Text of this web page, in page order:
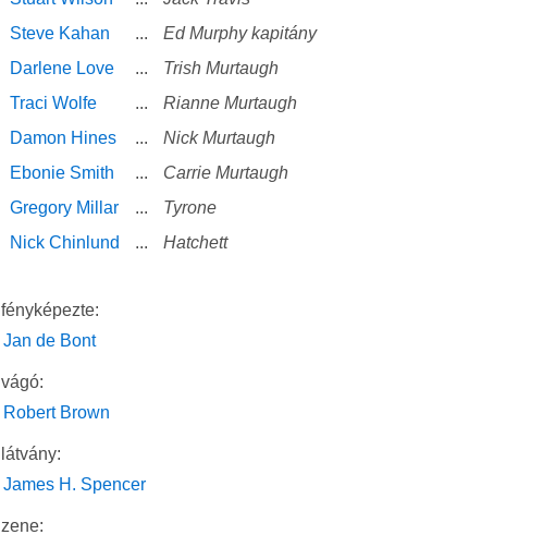
Steve Kahan
...
Ed Murphy kapitány
Darlene Love
...
Trish Murtaugh
Traci Wolfe
...
Rianne Murtaugh
Damon Hines
...
Nick Murtaugh
Ebonie Smith
...
Carrie Murtaugh
Gregory Millar
...
Tyrone
Nick Chinlund
... Hatchett
fényképezte:
Jan de Bont
vágó:
Robert Brown
látvány:
James H. Spencer
zene: